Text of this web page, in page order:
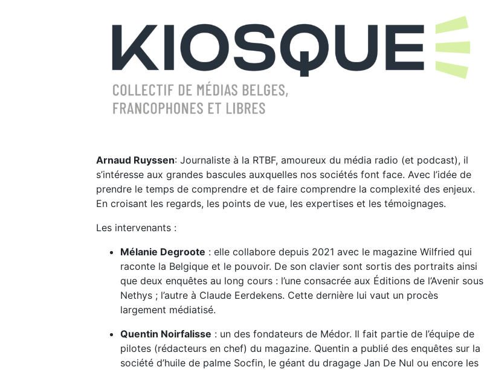
Arnaud Ruyssen: Journaliste à la RTBF, amoureux du média radio (et podcast), il
s’intéresse aux grandes bascules auxquelles nos sociétés font face. Avec l’idée de
prendre le temps de comprendre et de faire comprendre la complexité des enjeux.
En croisant les regards, les points de vue, les expertises et les témoignages.
Les intervenants :
Mélanie Degroote : elle collabore depuis 2021 avec le magazine Wilfried qui
raconte la Belgique et le pouvoir. De son clavier sont sortis des portraits ainsi
que deux enquêtes au long cours : l’une consacrée aux Éditions de l’Avenir sous
Nethys ; l’autre à Claude Eerdekens. Cette dernière lui vaut un procès
largement médiatisé.
Quentin Noirfalisse : un des fondateurs de Médor. Il fait partie de l’équipe de
pilotes (rédacteurs en chef) du magazine. Quentin a publié des enquêtes sur la
société d’huile de palme Socfin, le géant du dragage Jan De Nul ou encore les